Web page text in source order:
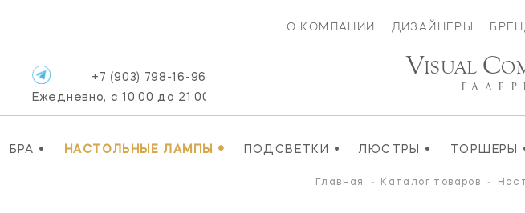
О КОМПАНИИ ДИЗАЙНЕРЫ
БРА • НАСТОЛЬНЫЕ ЛАМПЫ • ПОДСВЕТКИ • ЛЮСТРЫ • ТОРШЕРЫ
+7 (903) 798-16-96
Ежедневно, с 10:00 до 21:00
VISUAL C
Главная - Каталог товаров -